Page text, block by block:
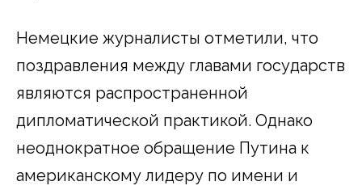
Немецкие журналисты отметили, что
поздравления между главами государств
являются распространенной
дипломатической практикой. Однако
неоднократное обращение Путина к
американскому лидеру по имени и